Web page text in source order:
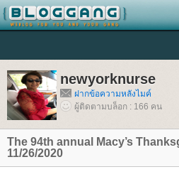
newyorknurse
ฝากข้อความหลังไมค์
ผู้ติดตามบล็อก : 166 คน
The 94th annual Macy’s
11/26/2020